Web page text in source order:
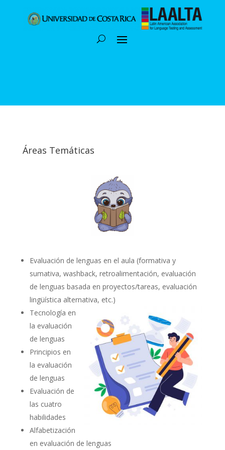
Áreas Temáticas
Evaluación de lenguas en el aula (formativa y
sumativa, washback, retroalimentación, evaluación
de lenguas basada en proyectos/tareas, evaluación
lingüística alternativa, etc.)
Tecnología en
la evaluación
de lenguas
Principios en
la evaluación
de lenguas
Evaluación de
las cuatro
habilidades
Alfabetización
en evaluación de lenguas